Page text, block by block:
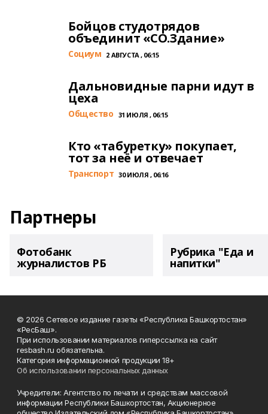
Бойцов студотрядов
объединит «СО.Здание»
Cоциум 2 АВГУСТА , 06:15
Дальновидные парни идут в
цеха
Общество 31 ИЮЛЯ , 06:15
Кто «табуретку» покупает,
тот за неё и отвечает
Транспорт 30 ИЮЛЯ , 06:16
Партнеры
Фотобанк
журналистов РБ
Рубрика "Еда и
напитки"
© 2026 Сетевое издание газеты «Республика Башкортостан»
«РесБаш».
При использовании материалов гиперссылка на сайт
resbash.ru обязательна.
Категория информационной продукции 18+
Об использовании персональных данных
Учредители: Агентство по печати и средствам массовой
информации Республики Башкортостан, Акционерное